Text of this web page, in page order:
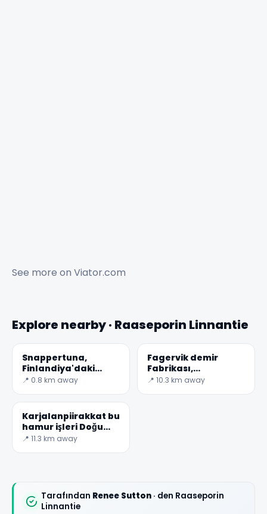
See more on Viator.com
Explore nearby · Raaseporin Linnantie
Snappertuna,
Finlandiya'daki
Raseborg Kalesi
📍 0.8 km away
Fagervik demir
Fabrikası,
Finlandiya'nın en
📍 10.3 km away
Karjalanpiirakkat bu
hamur işleri Doğu
karelya eyaletinde
📍 11.3 km away
Tarafından Renee Sutton · den Raaseporin
Linnantie